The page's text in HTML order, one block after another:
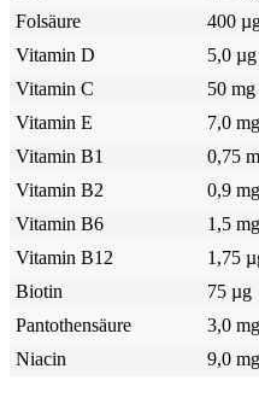
Folsäure
400
Vitamin D
5,0
Vitamin C
50 mg
Vitamin E
7,0
Vitamin B1
0,75
Vitamin B2
0,9 mg
Vitamin B6
1,5 mg
Vitamin B12
1,75
Biotin
75 µg
Pantothensäure
3,0 mg
Niacin
9,0